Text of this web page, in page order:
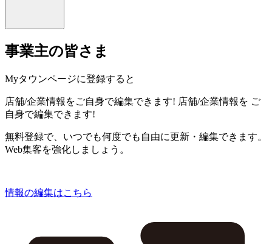
事業主の皆さま
Myタウンページに登録すると
店舗/企業情報をご自身で編集できます! 店舗/企業情報を ご
自身で編集できます!
無料登録で、いつでも何度でも自由に更新・編集できます。
Web集客を強化しましょう。
情報の編集はこちら